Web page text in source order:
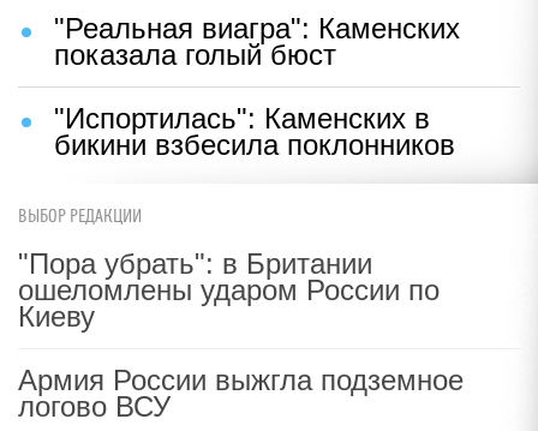
"Реальная виагра": Каменских
показала голый бюст
"Испортилась": Каменских в
бикини взбесила поклонников
ВЫБОР РЕДАКЦИИ
"Пора убрать": в Британии
ошеломлены ударом России по
Киеву
Армия России выжгла подземное
логово ВСУ